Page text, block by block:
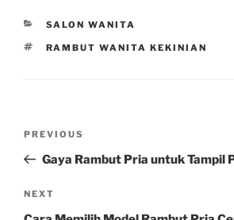
CATEGORIES
SALON WANITA
TAGS
RAMBUT WANITA KEKINIAN
Previous
Post
PREVIOUS
Gaya Rambut Pria untuk Tampil
Next
Post
NEXT